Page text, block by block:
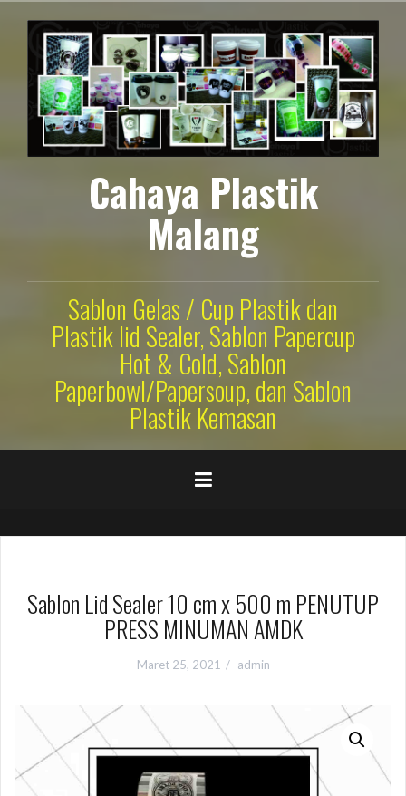
konten
Cahaya Plastik
Malang
Sablon Gelas / Cup Plastik dan
Plastik lid Sealer, Sablon Papercup
Hot & Cold, Sablon
Paperbowl/Papersoup, dan Sablon
Plastik Kemasan
Sablon Lid Sealer 10 cm x 500 m PENUTUP
PRESS MINUMAN AMDK
Maret 25, 2021 admin